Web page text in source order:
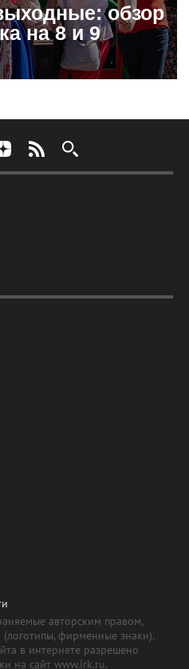
обзор
на 8 и 9
авторским правом,
фирменные знаки).
в интернете разрешено
на сайт www.irk.ru.